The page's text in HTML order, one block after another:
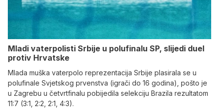
Mladi vaterpolisti Srbije u polufinalu SP, slijedi duel
protiv Hrvatske
Mlada muška vaterpolo reprezentacija Srbije plasirala se u
polufinale Svjetskog prvenstva (igrači do 16 godina), pošto je
u Zagrebu u četvrtfinalu pobijedila selekciju Brazila rezultatom
11:7 (3:1, 2:2, 2:1, 4:3).